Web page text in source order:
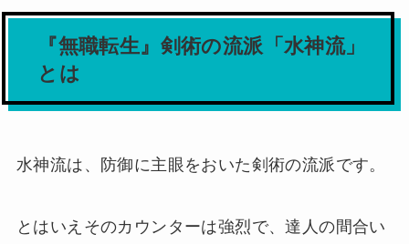
『無職転生』剣術の流派「水神流」
とは
水神流は、防御に主眼をおいた剣術の流派です。
とはいえそのカウンターは強烈で、達人の間合い